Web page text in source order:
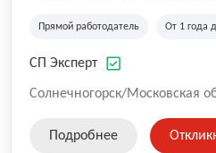
работаем на рынке с 2005
зданий из гибридных
гибридно-модульного
Прямой работодатель От 1 года
СП Эксперт
Солнечногорск/Московская
Подробнее